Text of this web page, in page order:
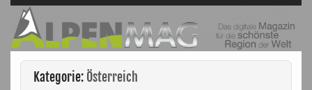
Kategorie: Österreich